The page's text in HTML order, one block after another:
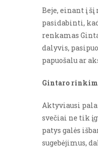
Beje, einant į
pasidabinti,
renkamas
dalyvis,
papuošalu ar
Gintaro
Aktyviausi
svečiai ne tik
patys galės
sugebėjimus,